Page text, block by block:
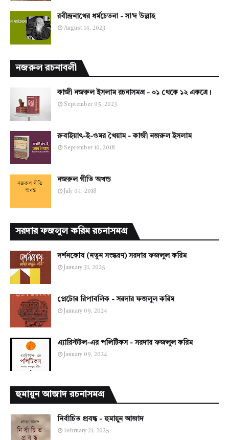
রবীন্দ্রনাথের ধর্মচেতনা - সা'দ উল্লাহ
August 14, 2023
নজরুল রচনাবলী
কাজী নজরুল ইসলাম রচনাসমগ্র - ০১ থেকে ১২ একত্রে।
September 05, 2023
রুবাইয়াৎ-ই-ওমর খৈয়াম - কাজী নজরুল ইসলাম
September 10, 2018
নজরুল গীতি অখন্ড
July 04, 2018
সরদার ফজলুল করিম রচনাসমগ্র
দর্শনকোষ (নতুন সংস্করণ) সরদার ফজলুল করিম
January 31, 2025
প্লেটোর রিপাবলিক - সরদার ফজলুল করিম
January 09, 2024
এ্যারিস্টটল-এর পলিটিকস - সরদার ফজলুল করিম
January 09, 2024
হুমায়ুন আজাদ রচনাসমগ্র
নির্বাচিত প্রবন্ধ - হুমায়ুন আজাদ
February 21, 2025